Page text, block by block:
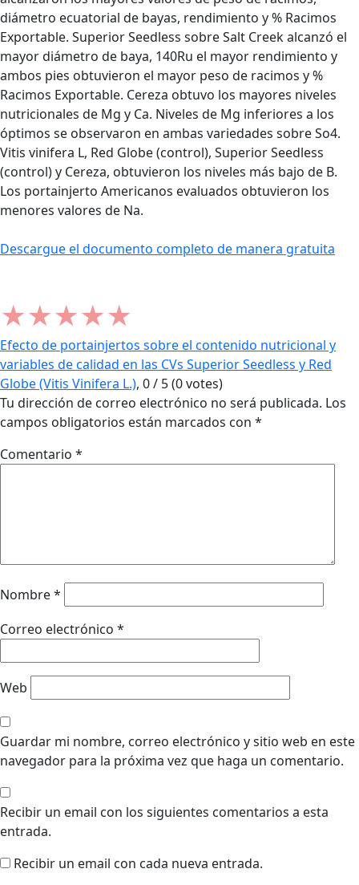
diámetro ecuatorial de bayas, rendimiento y % Racimos
Exportable. Superior Seedless sobre Salt Creek alcanzó el
mayor diámetro de baya, 140Ru el mayor rendimiento y
ambos pies obtuvieron el mayor peso de racimos y %
Racimos Exportable. Cereza obtuvo los mayores niveles
nutricionales de Mg y Ca. Niveles de Mg inferiores a los
óptimos se observaron en ambas variedades sobre So4.
Vitis vinifera L, Red Globe (control), Superior Seedless
(control) y Cereza, obtuvieron los niveles más bajo de B.
Los portainjerto Americanos evaluados obtuvieron los
menores valores de Na.
Descargue el documento completo de manera gratuita
★★★★★
Efecto de portainjertos sobre el contenido nutricional y
variables de calidad en las CVs Superior Seedless y Red
Globe (Vitis Vinifera L.), 0/ 5(0votes)
Tu dirección de correo electrónico no será publicada. Los
campos obligatorios están marcados con *
Comentario *
Nombre*
Correo electrónico *
Web
Guardar mi nombre, correo electrónico y sitio web en este
navegador para la próxima vez que haga un comentario.
Recibir un email con los siguientes comentarios a esta
entrada.
Recibir un email con cada nueva entrada.